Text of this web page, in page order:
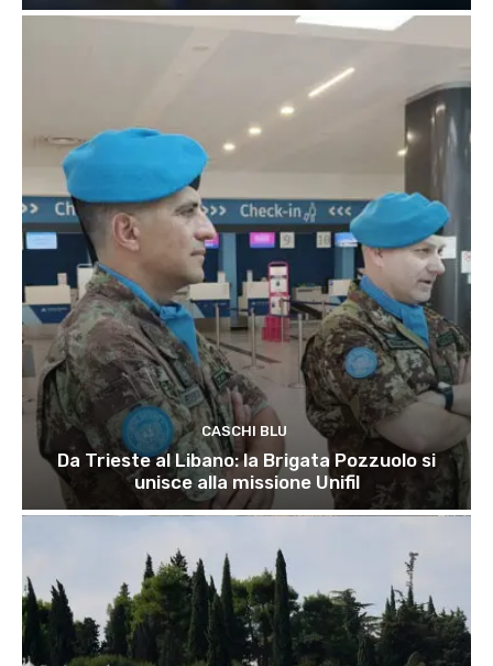
CASCHI BLU
Da Trieste al Libano: la Brigata Pozzuolo si
unisce alla missione Unifil